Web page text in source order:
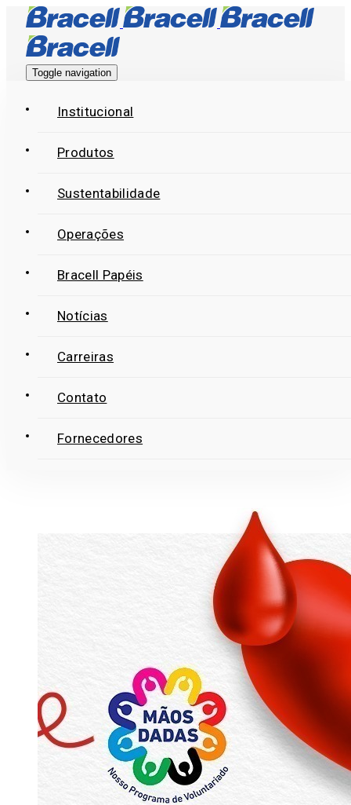
Skip
links
Skip
primary
Skip
Toggle navigation
Institucional
Produtos
Sustentabilidade
Operações
Bracell Papéis
Notícias
Carreiras
Contato
Fornecedores